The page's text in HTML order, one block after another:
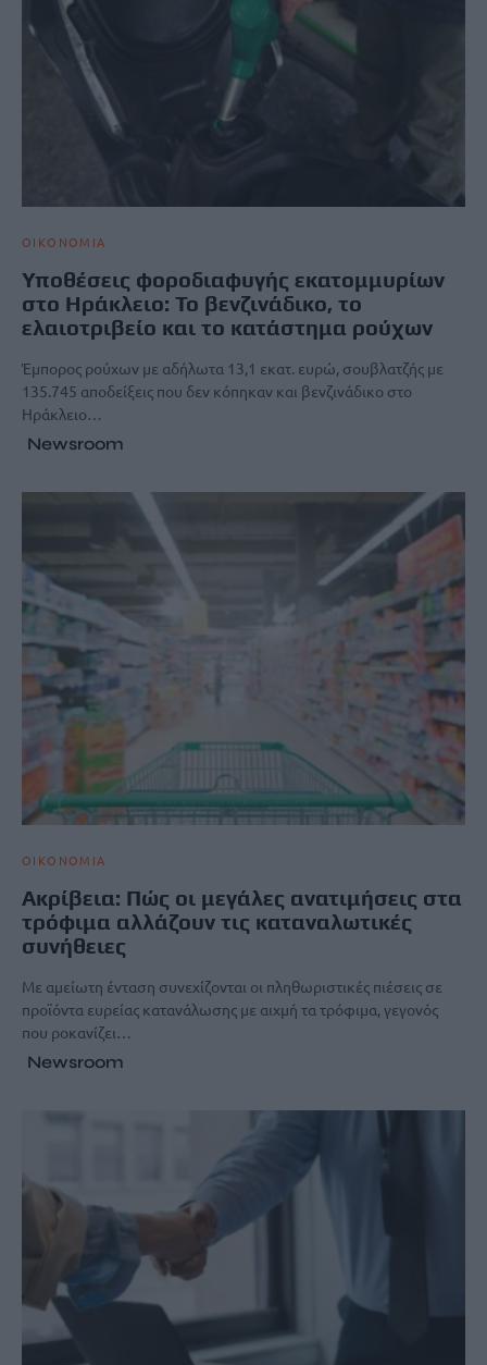
ΟΙΚΟΝΟΜΙΑ
Υποθέσεις φοροδιαφυγής εκατομμυρίων
στο Ηράκλειο: Το βενζινάδικο, το
ελαιοτριβείο και το κατάστημα ρούχων
Έμπορος ρούχων με αδήλωτα 13,1 εκατ. ευρώ, σουβλατζής με
135.745 αποδείξεις που δεν κόπηκαν και βενζινάδικο στο
Ηράκλειο…
Newsroom
ΟΙΚΟΝΟΜΙΑ
Ακρίβεια: Πώς οι μεγάλες ανατιμήσεις στα
τρόφιμα αλλάζουν τις καταναλωτικές
συνήθειες
Με αμείωτη ένταση συνεχίζονται οι πληθωριστικές πιέσεις σε
προϊόντα ευρείας κατανάλωσης με αιχμή τα τρόφιμα, γεγονός
που ροκανίζει…
Newsroom